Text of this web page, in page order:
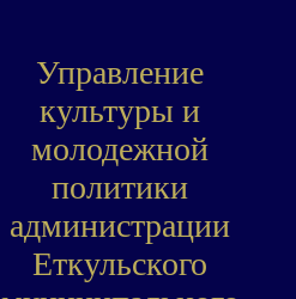
Управление
культуры и
молодежной
политики
администрации
Еткульского